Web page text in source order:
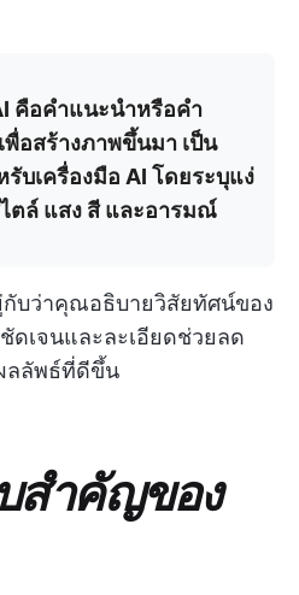
คือคำแนะนำหรือคำ
อสร้างภาพขึ้นมา เป็น
บเครื่องมือ AI โดยระบุแง่
ตล์ แสง สี และอารมณ์
บว่าคุณอธิบายวิสัยทัศน์ของ
ดเจนและละเอียดช่วยลด
ลลัพธ์ที่ดีขึ้น
สำคัญของ